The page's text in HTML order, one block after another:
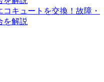
キュートを交換！故障・
を解説